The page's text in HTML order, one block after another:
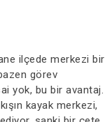
ilçede merkezi bir
görev
yok, bu bir avantaj.
kayak merkezi,